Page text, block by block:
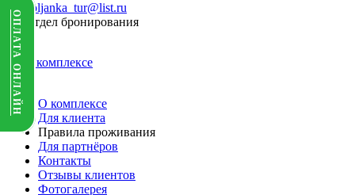
voljanka_tur@list.ru
Отдел бронирования
О комплексе
О комплексе
Для клиента
Правила проживания
Для партнёров
Контакты
Отзывы клиентов
Фотогалерея
ОПЛАТА ОНЛАЙН